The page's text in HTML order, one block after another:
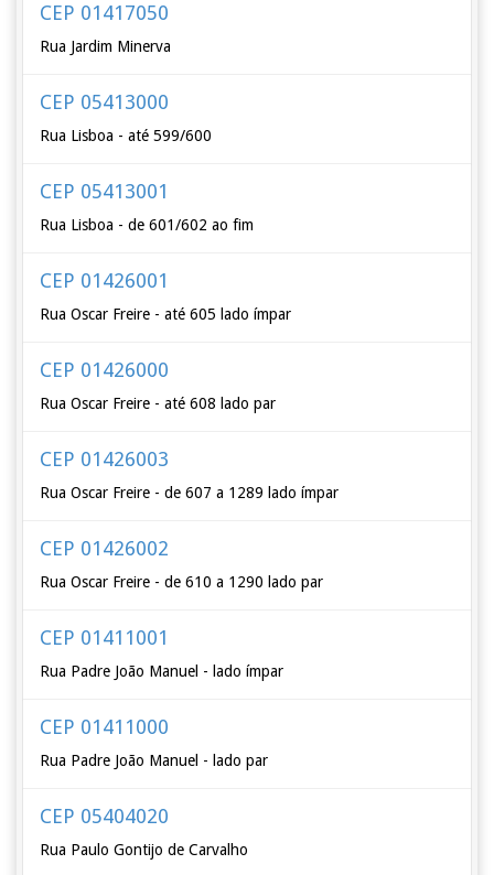
CEP 01417050
Rua Jardim Minerva
CEP 05413000
Rua Lisboa - até 599/600
CEP 05413001
Rua Lisboa - de 601/602 ao fim
CEP 01426001
Rua Oscar Freire - até 605 lado ímpar
CEP 01426000
Rua Oscar Freire - até 608 lado par
CEP 01426003
Rua Oscar Freire - de 607 a 1289 lado ímpar
CEP 01426002
Rua Oscar Freire - de 610 a 1290 lado par
CEP 01411001
Rua Padre João Manuel - lado ímpar
CEP 01411000
Rua Padre João Manuel - lado par
CEP 05404020
Rua Paulo Gontijo de Carvalho